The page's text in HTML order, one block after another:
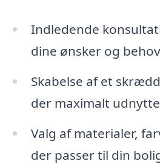
Indledende
dine ønsker og
Skabelse af et
der maximalt
Valg af materialer,
der passer til din